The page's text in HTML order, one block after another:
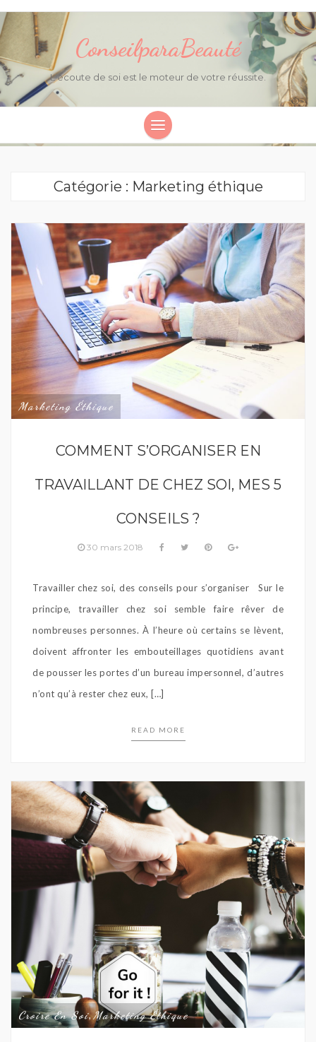
ConseilparaBeauté
L'écoute de soi est le moteur de votre réussite.
Catégorie : Marketing éthique
Marketing Éthique
COMMENT S’ORGANISER EN
TRAVAILLANT DE CHEZ SOI, MES 5
CONSEILS ?
30 mars 2018
Travailler chez soi, des conseils pour s’organiser Sur le
principe, travailler chez soi semble faire rêver de
nombreuses personnes. À l’heure où certains se lèvent,
doivent affronter les embouteillages quotidiens avant
de pousser les portes d’un bureau impersonnel, d’autres
n’ont qu’à rester chez eux, […]
READ MORE
Croire En Soi,Marketing Éthique